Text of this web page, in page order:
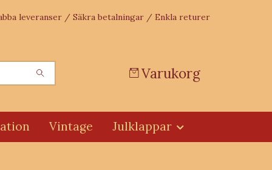
leveranser / Säkra betalningar / Enkla returer
Varukorg
Vintage Julklappar